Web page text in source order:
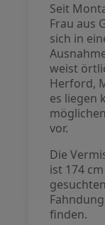
Seit
Frau aus
sich in
weist
Herford,
es liegen
vor.
Die
ist 174
finden.